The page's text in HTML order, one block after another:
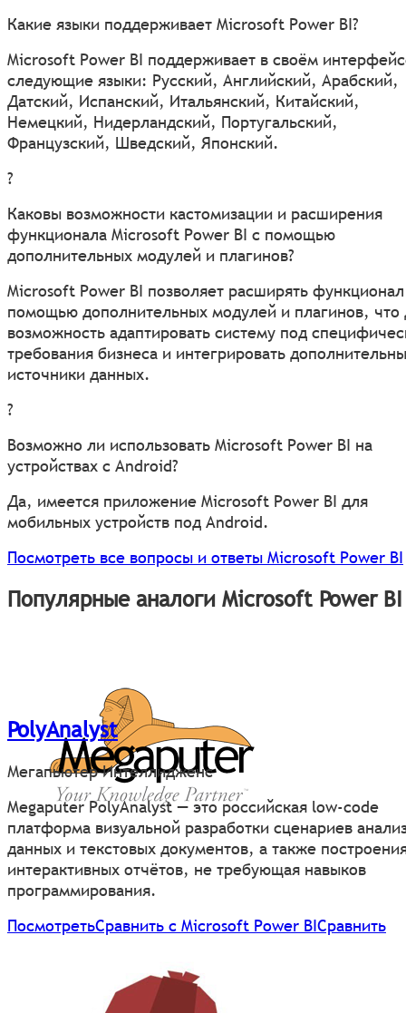
Какие языки поддерживает Microsoft Power BI?
Microsoft Power BI поддерживает в своём
следующие языки: Русский, Английский, Арабский,
Датский, Испанский, Итальянский, Китайский,
Немецкий, Нидерландский, Португальский,
Французский, Шведский, Японский.
?
Каковы возможности кастомизации и расширения
функционала Microsoft Power BI с помощью
дополнительных модулей и плагинов?
Microsoft Power BI позволяет расширять
помощью дополнительных модулей и плагинов, что
возможность адаптировать систему под
требования бизнеса и интегрировать
источники данных.
?
Возможно ли использовать Microsoft Power BI на
устройствах с Android?
Да, имеется приложение Microsoft Power BI для
мобильных устройств под Android.
Посмотреть все вопросы и ответы Microsoft Power BI
Популярные аналоги Microsoft Power BI
PolyAnalyst
Мегапьютер Интеллидженс
Megaputer PolyAnalyst — это российская low-code
платформа визуальной разработки сценариев
данных и текстовых документов, а также
интерактивных отчётов, не требующая навыков
программирования.
ПосмотретьСравнить с Microsoft Power BIСравнить